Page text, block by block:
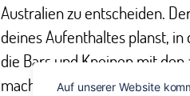
Australien zu entscheiden.
deines Aufenthaltes planst,
die Bars und Kneipen mit
machen, müsstest du in den
Auf unserer Website